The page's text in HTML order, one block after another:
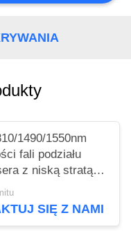
1490/1550nm
fali podziału
z niską stratą
wysokiej izolacji
od epoksydu
SIĘ Z NAMI